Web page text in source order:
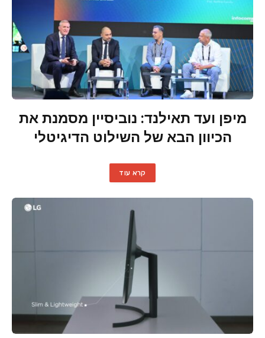
מיפן ועד תאילנד: נוביסיין מסמנת את
הכיוון הבא של השילוט הדיגיטלי
קרא עוד